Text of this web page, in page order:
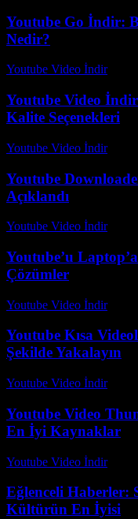
Youtube Go İndir:
Nedir?
Youtube Video İndir-
Youtube Video
Kalite Seçenekleri
Youtube Video İndir-
Youtube
Açıklandı
Youtube Video İndir-
Youtube’u
Çözümler
Youtube Video İndir-
Youtube Kısa
Şekilde Yakalayın
Youtube Video İndir-
Youtube Video
En İyi Kaynaklar
Youtube Video İndir-
Eğlenceli Haberler:
Kültürün En İyisi